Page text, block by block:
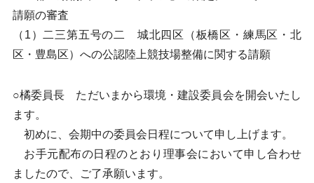
請願の審査
（1）二三第五号の二 城北四区（板橋区・練馬区・北
区・豊島区）への公認陸上競技場整備に関する請願
○橘委員長 ただいまから環境・建設委員会を開会いたし
ます。
初めに、会期中の委員会日程について申し上げます。
お手元配布の日程のとおり理事会において申し合わせ
ましたので、ご了承願います。